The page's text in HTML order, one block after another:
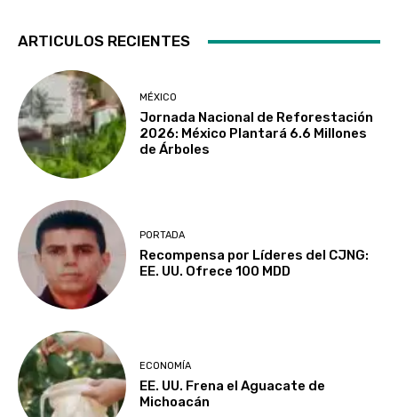
ARTICULOS RECIENTES
MÉXICO
Jornada Nacional de Reforestación
2026: México Plantará 6.6 Millones
de Árboles
PORTADA
Recompensa por Líderes del CJNG:
EE. UU. Ofrece 100 MDD
ECONOMÍA
EE. UU. Frena el Aguacate de
Michoacán